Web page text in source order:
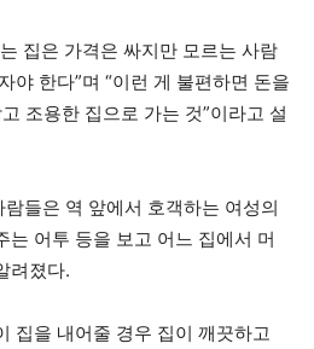
집은 가격은 싸지만 모르는 사람
야 한다”며 “이런 게 불편하면 돈을
조용한 집으로 가는 것”이라고 설
들은 역 앞에서 호객하는 여성의
는 어투 등을 보고 어느 집에서 머
려졌다.
집을 내어줄 경우 집이 깨끗하고